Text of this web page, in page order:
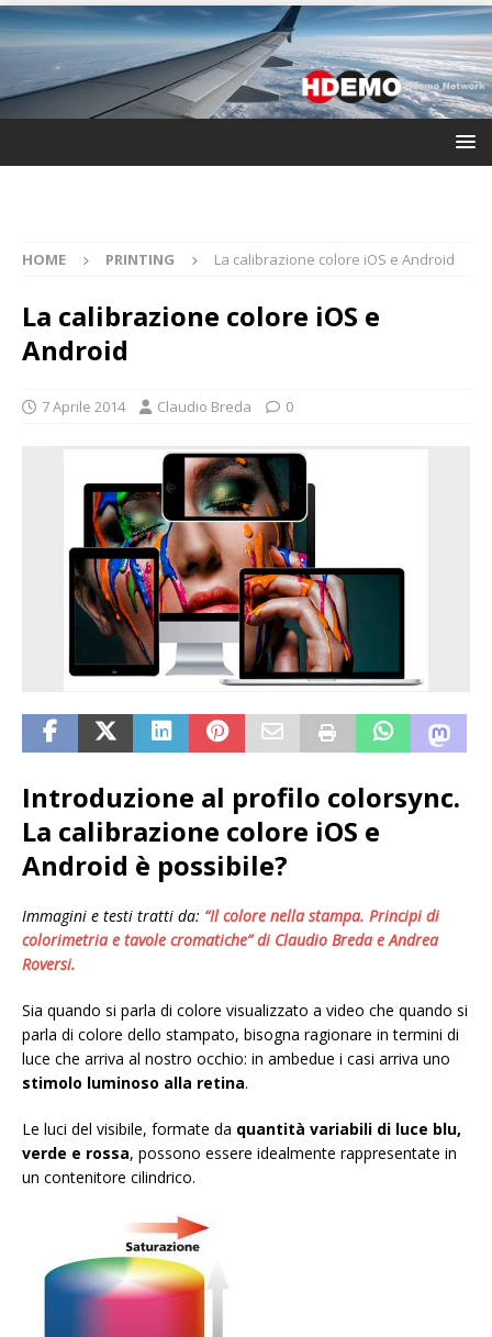
HOME PRINTING La calibrazione colore iOS e Android
La calibrazione colore iOS e
Android
7 Aprile 2014 Claudio Breda 0
Introduzione al profilo colorsync.
La calibrazione colore iOS e
Android è possibile?
Immagini e testi tratti da: “Il colore nella stampa. Principi di
colorimetria e tavole cromatiche” di Claudio Breda e Andrea
Roversi.
Sia quando si parla di colore visualizzato a video che quando si
parla di colore dello stampato, bisogna ragionare in termini di
luce che arriva al nostro occhio: in ambedue i casi arriva uno
stimolo luminoso alla retina.
Le luci del visibile, formate da quantità variabili di luce blu,
verde e rossa, possono essere idealmente rappresentate in
un contenitore cilindrico.